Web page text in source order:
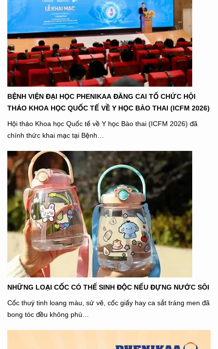
BỆNH VIỆN ĐẠI HỌC PHENIKAA ĐĂNG CAI TỔ CHỨC HỘI
THẢO KHOA HỌC QUỐC TẾ VỀ Y HỌC BÀO THAI (ICFM 2026)
Hội thảo Khoa học Quốc tế về Y học Bào thai (ICFM 2026) đã
chính thức khai mạc tại Bệnh…
NHỮNG LOẠI CỐC CÓ THỂ SINH ĐỘC NẾU ĐỰNG NƯỚC SÔI
Cốc thuỷ tinh loang màu, sứ vẽ, cốc giấy hay ca sắt tráng men đã
bong tóc đều không phù…